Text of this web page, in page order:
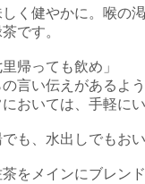
く健やかに。喉の
です。
里帰っても飲め」
言い伝えがあるよ
おいては、手軽に
でも、水出しでもお
をメインにブレン